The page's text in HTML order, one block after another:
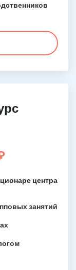
центра
занятий